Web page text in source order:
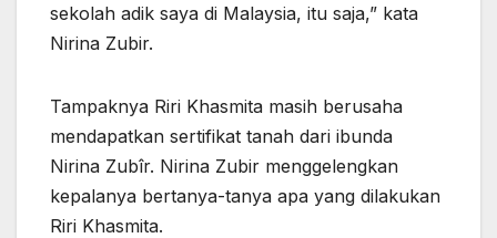
sekolah adik saya di Malaysia, itu saja,” kata
Nirina Zubir.
Tampaknya Riri Khasmita masih berusaha
mendapatkan sertifikat tanah dari ibunda
Nirina Zubîr. Nirina Zubir menggelengkan
kepalanya bertanya-tanya apa yang dilakukan
Riri Khasmita.